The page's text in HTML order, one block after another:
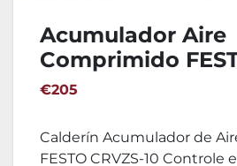
Acumulador Aire
Comprimido
10
€205
Calderín Acumulador de
FESTO CRVZS-10 Controle